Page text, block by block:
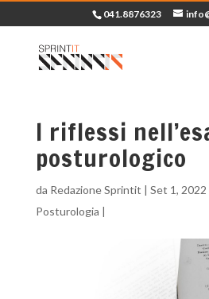
041.8876323
I riflessi
posturologico
da Redazione Sprintit | Set 1, 2022
Posturologia |